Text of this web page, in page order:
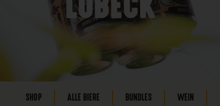
SHOP ALLE BIERE BUNDLES WEIN